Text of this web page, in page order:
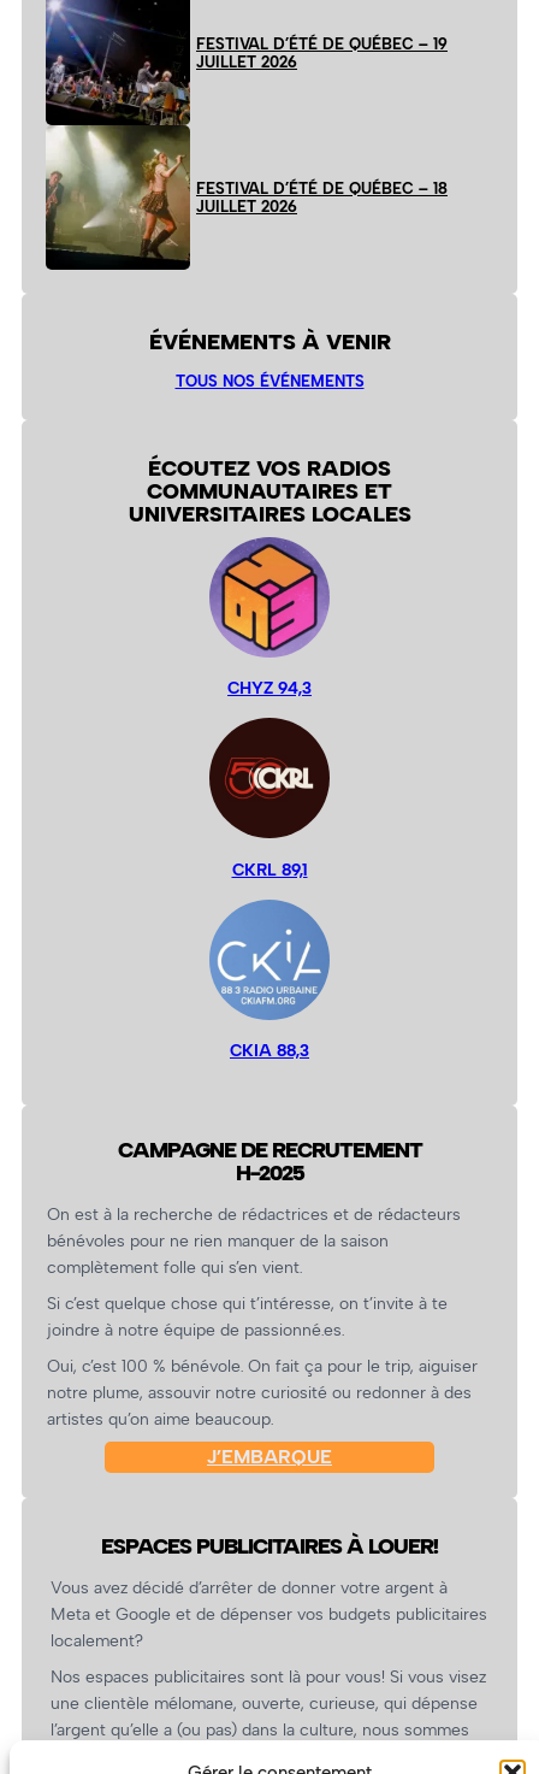
FESTIVAL D’ÉTÉ DE QUÉBEC – 19
JUILLET 2026
FESTIVAL D’ÉTÉ DE QUÉBEC – 18
JUILLET 2026
ÉVÉNEMENTS À VENIR
TOUS NOS ÉVÉNEMENTS
ÉCOUTEZ VOS RADIOS
COMMUNAUTAIRES ET
UNIVERSITAIRES LOCALES
CHYZ 94,3
CKRL 89,1
CKIA 88,3
CAMPAGNE DE RECRUTEMENT
H-2025
On est à la recherche de rédactrices et de rédacteurs
bénévoles pour ne rien manquer de la saison
complètement folle qui s’en vient.
Si c’est quelque chose qui t’intéresse, on t’invite à te
joindre à notre équipe de passionné.es.
Oui, c’est 100 % bénévole. On fait ça pour le trip, aiguiser
notre plume, assouvir notre curiosité ou redonner à des
artistes qu’on aime beaucoup.
J’EMBARQUE
ESPACES PUBLICITAIRES À LOUER!
Vous avez décidé d’arrêter de donner votre argent à
Meta et Google et de dépenser vos budgets publicitaires
localement?
Nos espaces publicitaires sont là pour vous! Si vous visez
une clientèle mélomane, ouverte, curieuse, qui dépense
l’argent qu’elle a (ou pas) dans la culture, nous sommes